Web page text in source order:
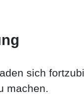
sich
machen.